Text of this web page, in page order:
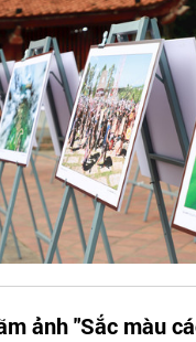
ảnh "Sắc màu